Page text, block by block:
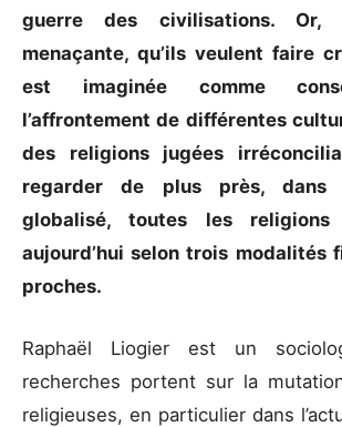
guerre des civilisations. Or,
menaçante, qu’ils veulent faire
est imaginée comme
l’affrontement de différentes
des religions jugées
regarder de plus près, dans
globalisé, toutes les religions
aujourd’hui selon trois modalités
proches.
Raphaël Liogier est un
recherches portent sur la
religieuses, en particulier dans